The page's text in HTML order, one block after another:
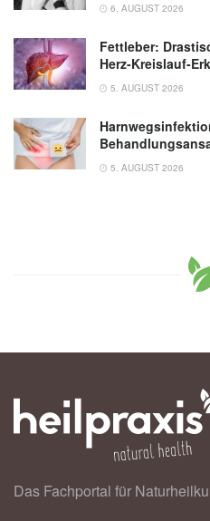
6. AUGUST 2026
Fettleber:
Herz-Kreislauf-
5. AUGUST 2026
5. AUGUST 2026
Das Fachportal für